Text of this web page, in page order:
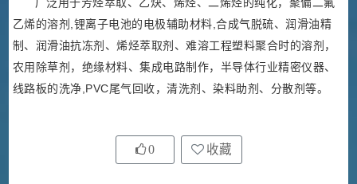
广泛用于芳烃萃取、乙炔、烯烃、二烯烃的纯化，聚偏二氟
乙烯的溶剂,锂离子电池的电极辅助材料,合成气脱硫、润滑油精
制、润滑油抗冻剂、烯烃萃取剂、难溶工程塑料聚合时的溶剂，
农用除草剂，绝缘材料、集成电路制作，半导体行业精密仪器、
线路板的洗净,PVC尾气回收，清洗剂、染料助剂、分散剂等。
0 收藏